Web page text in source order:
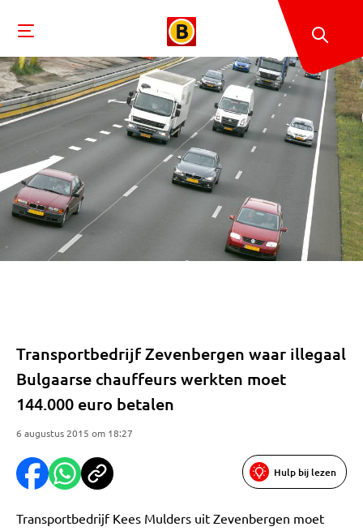
Transportbedrijf Zevenbergen waar illegaal
Bulgaarse chauffeurs werkten moet
144.000 euro betalen
6 augustus 2015 om 18:27
Hulp bij lezen
Transportbedrijf Kees Mulders uit Zevenbergen moet